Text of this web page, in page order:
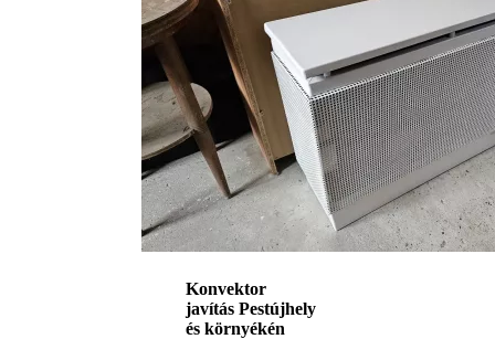
Konvektor
javítás Pestújhely
és környékén